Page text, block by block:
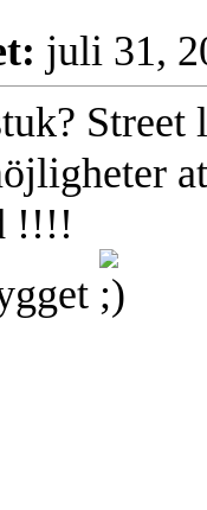
juli 31,
Street
!!!!